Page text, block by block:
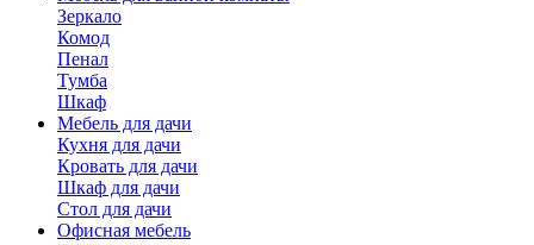
Зеркало
Комод
Пенал
Тумба
Шкаф
Мебель для дачи
Кухня для дачи
Кровать для дачи
Шкаф для дачи
Стол для дачи
Офисная мебель